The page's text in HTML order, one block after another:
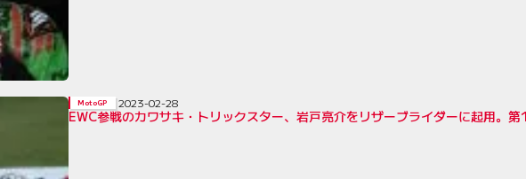
EWC参戦のカワサキ・トリックスター、岩戸亮介をリザーブライダーに起用。
MotoGP 2023-02-28